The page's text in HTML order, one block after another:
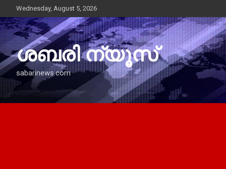
to
content
Wednesday, August 5, 2026
ശബരി ന്യൂസ്
sabarinews.com